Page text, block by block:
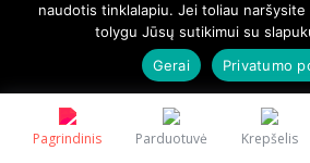
Pagrindinis Parduotuvė Krepšelis
naudotis tinklalapiu. Jei toliau
tolygu Jūsų sutikimui su
Gerai
Privatumo